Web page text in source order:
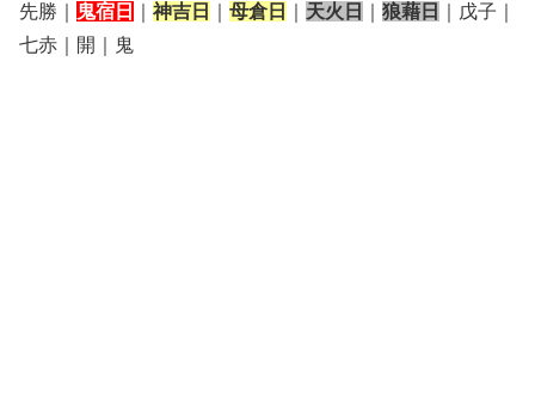
先勝｜
鬼宿日 神吉日 母倉日 天火日 狼藉日
｜戊子｜
七赤｜開｜鬼